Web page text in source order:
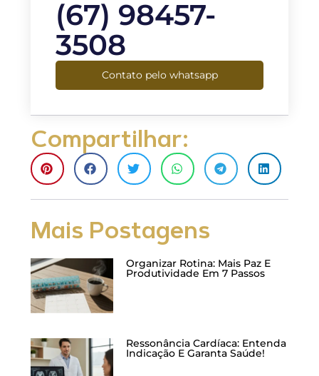
(67) 98457-
3508
Contato pelo whatsapp
Compartilhar:
Mais Postagens
Organizar Rotina: Mais Paz E
Produtividade Em 7 Passos
Ressonância Cardíaca: Entenda
Indicação E Garanta Saúde!